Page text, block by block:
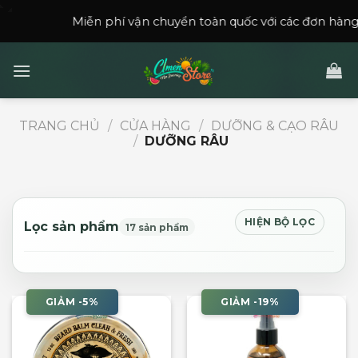
Miễn phí vận chuyển toàn quốc với các đơn hàng trên
TRANG CHỦ / CỬA HÀNG /
DƯỠNG & CẠO RÂU
/ DƯỠNG RÂU
Lọc sản phẩm 17 sản phẩm HIỆN BỘ LỌC
GIẢM -5% GIẢM -19%